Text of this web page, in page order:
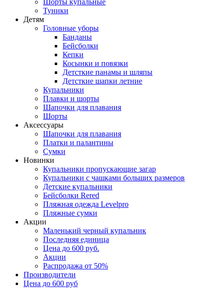
Шорты купальные
Туники
Детям
Головные уборы
Банданы
Бейсболки
Кепки
Косынки и повязки
Детсткие панамы и шляпы
Детсткие шапки летние
Купальники
Плавки и шорты
Шапочки для плавания
Шорты
Аксессуары
Шапочки для плавания
Платки и палантины
Сумки
Новинки
Купальники пропускающие загар
Купальники с чашками больших размеров
Детские купальники
Бейсболки Rered
Пляжная одежда Levelpro
Пляжные сумки
Акции
Маленький черный купальник
Последняя единица
Цена до 600 руб.
Акции
Распродажа от 50%
Производители
Цена до 600 руб